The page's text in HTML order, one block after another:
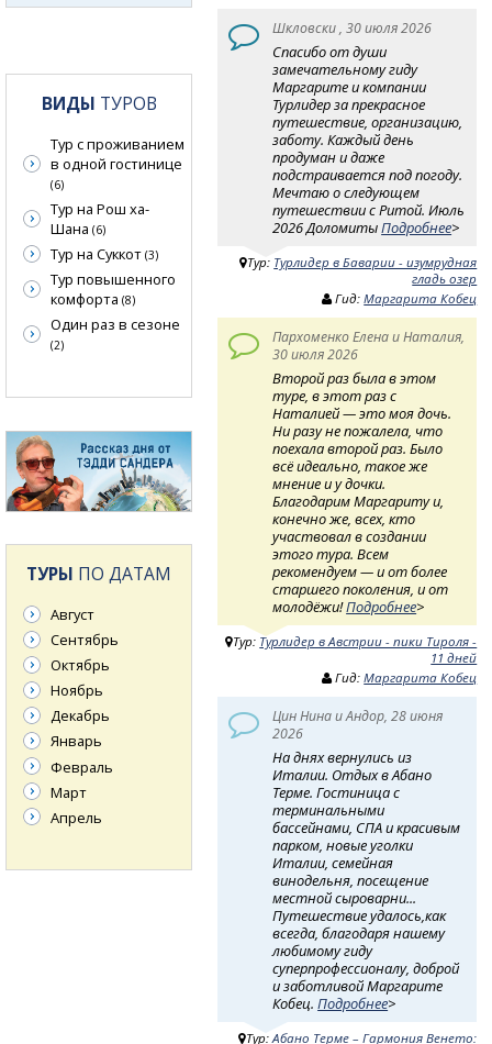
Шкловски , 30 июля 2026
Спасибо от души
замечательному гиду
Маргарите и компании
Турлидер за прекрасное
путешествие, организацию,
заботу. Каждый день
продуман и даже
подстраивается под погоду.
Мечтаю о следующем
путешествии с Ритой. Июль
2026 ДоломитыПодробнее>
Тур: Турлидер в Баварии - изумрудная
гладь озер
Гид:Маргарита Кобец
Пархоменко Елена и Наталия,
30 июля 2026
Второй раз была в этом
туре, в этот раз с
Наталией — это моя дочь.
Ни разу не пожалела, что
поехала второй раз. Было
всё идеально, такое же
мнение и у дочки.
Благодарим Маргариту и,
конечно же, всех, кто
участвовал в создании
этого тура. Всем
рекомендуем — и от более
старшего поколения, и от
молодёжи!Подробнее>
Тур: Турлидер в Австрии - пики Тироля -
11 дней
Гид:Маргарита Кобец
Цин Нина и Андор, 28 июня
2026
На днях вернулись из
Италии. Отдых в Абано
Терме. Гостиница с
терминальными
бассейнами, СПА и красивым
парком, новые уголки
Италии, семейная
винодельня, посещение
местной сыроварни...
Путешествие удалось,как
всегда, благодаря нашему
любимому гиду
суперпрофессионалу, доброй
и заботливой Маргарите
Кобец.Подробнее>
Тур:Абано Терме – Гармония Венето:
ВИДЫ ТУРОВ
Тур с проживанием
в одной гостинице
(6)
Тур на Рош ха-
Шана (6)
Тур на Суккот (3)
Тур повышенного
комфорта (8)
Один раз в сезоне
(2)
ТУРЫ ПО ДАТАМ
Август
Сентябрь
Октябрь
Ноябрь
Декабрь
Январь
Февраль
Март
Апрель